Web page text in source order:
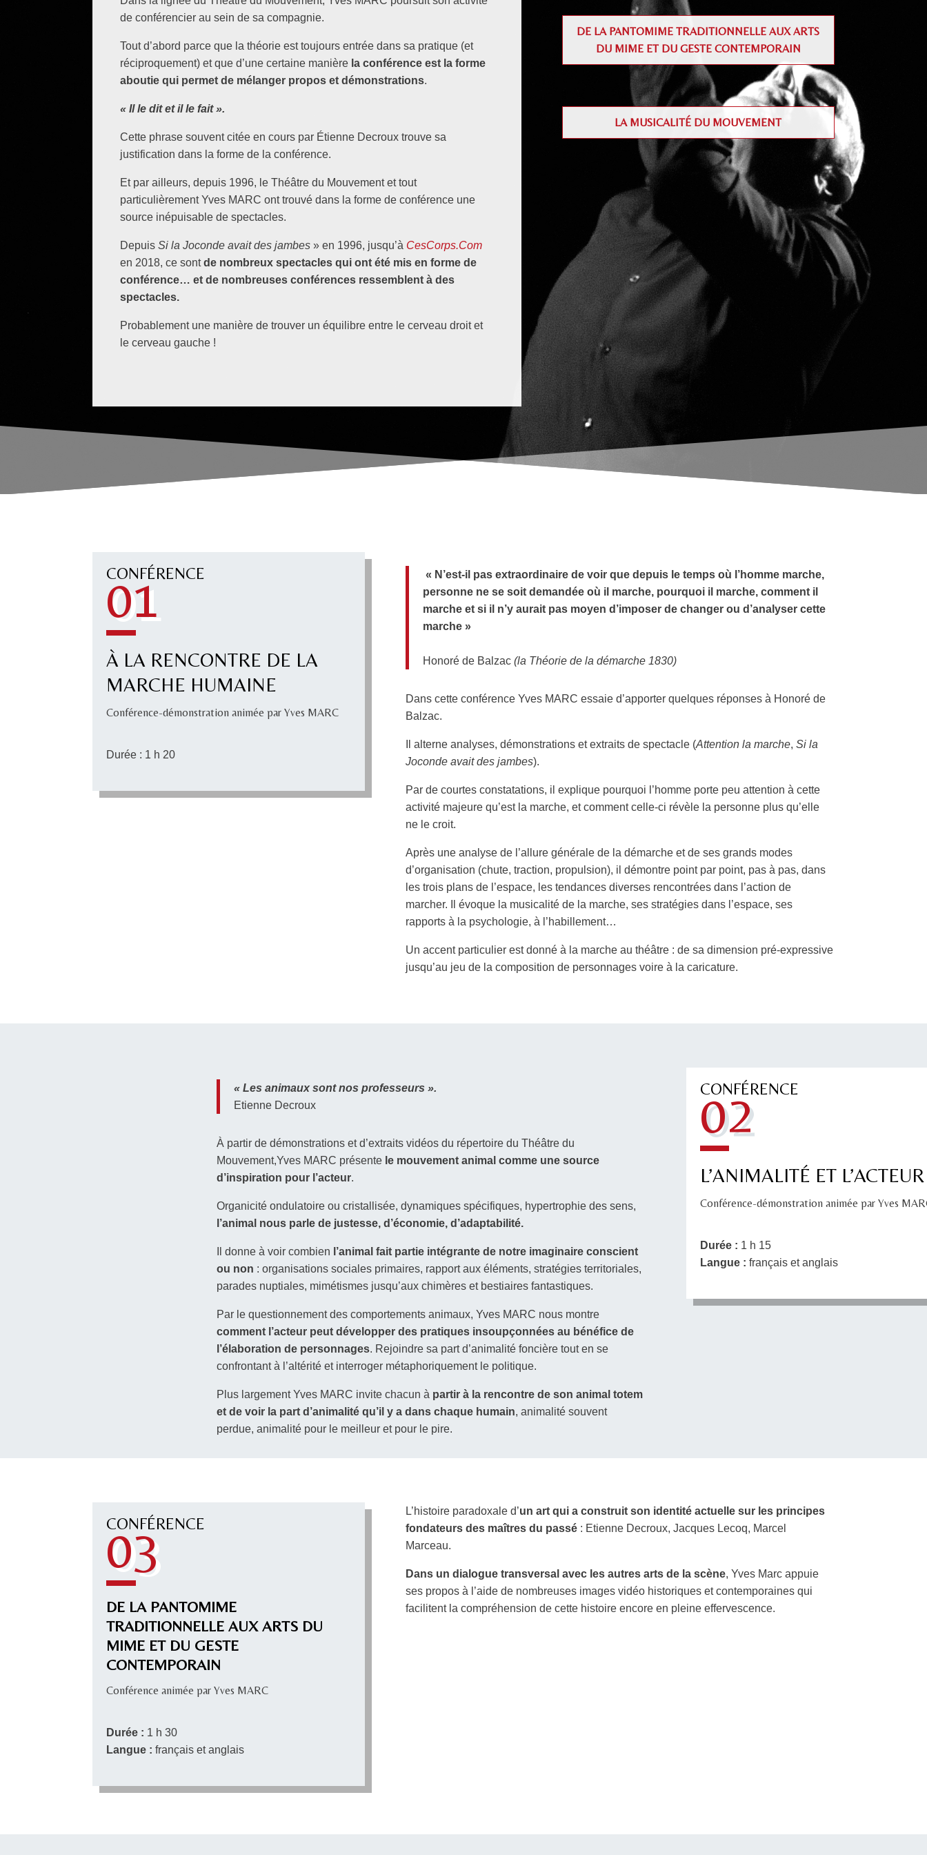
de conférencier au sein de sa compagnie.
Tout d’abord parce que la théorie est toujours entrée dans sa pratique (et
réciproquement) et que d’une certaine manière la conférence est la forme
aboutie qui permet de mélanger propos et démonstrations.
« Il le dit et il le fait ».
Cette phrase souvent citée en cours par Étienne Decroux trouve sa
justification dans la forme de la conférence.
Et par ailleurs, depuis 1996, le Théâtre du Mouvement et tout
particulièrement Yves MARC ont trouvé dans la forme de conférence une
source inépuisable de spectacles.
DepuisSi la Joconde avait des jambes » en 1996, jusqu’à CesCorps.Com
en 2018, ce sontde nombreux spectacles qui ont été mis en forme de
conférence… et de nombreuses conférences ressemblent à des
spectacles.
Probablement une manière de trouver un équilibre entre le cerveau droit et
le cerveau gauche !
DE LA PANTOMIME TRADITIONNELLE AUX ARTS
DU MIME ET DU GESTE CONTEMPORAIN
LA MUSICALITÉ DU MOUVEMENT
CONFÉRENCE
01
À LA RENCONTRE DE LA
MARCHE HUMAINE
Conférence-démonstration animée par Yves MARC
Durée : 1 h 20
« N’est-il pas extraordinaire de voir que depuis le temps où l’homme marche,
personne ne se soit demandée où il marche, pourquoi il marche, comment il
marche et si il n’y aurait pas moyen d’imposer de changer ou d’analyser cette
marche »
Honoré de Balzac (la Théorie de la démarche 1830)
Dans cette conférence Yves MARC essaie d’apporter quelques réponses à Honoré de
Balzac.
Il alterne analyses, démonstrations et extraits de spectacle (Attention la marche,Si la
Joconde avait des jambes).
Par de courtes constatations, il explique pourquoi l’homme porte peu attention à cette
activité majeure qu’est la marche, et comment celle-ci révèle la personne plus qu’elle
ne le croit.
Après une analyse de l’allure générale de la démarche et de ses grands modes
d’organisation (chute, traction, propulsion), il démontre point par point, pas à pas, dans
les trois plans de l’espace, les tendances diverses rencontrées dans l’action de
marcher. Il évoque la musicalité de la marche, ses stratégies dans l’espace, ses
rapports à la psychologie, à l’habillement…
Un accent particulier est donné à la marche au théâtre : de sa dimension pré-expressive
jusqu’au jeu de la composition de personnages voire à la caricature.
« Les animaux sont nos professeurs ».
Etienne Decroux
À partir de démonstrations et d’extraits vidéos du répertoire du Théâtre du
Mouvement,Yves MARC présente le mouvement animal comme une source
d’inspiration pour l’acteur.
Organicité ondulatoire ou cristallisée, dynamiques spécifiques, hypertrophie des sens,
l’animal nous parle de justesse, d’économie, d’adaptabilité.
Il donne à voir combien l’animal fait partie intégrante de notre imaginaire conscient
ou non : organisations sociales primaires, rapport aux éléments, stratégies territoriales,
parades nuptiales, mimétismes jusqu’aux chimères et bestiaires fantastiques.
Par le questionnement des comportements animaux, Yves MARC nous montre
comment l’acteur peut développer des pratiques insoupçonnées au bénéfice de
l’élaboration de personnages. Rejoindre sa part d’animalité foncière tout en se
confrontant à l’altérité et interroger métaphoriquement le politique.
Plus largement Yves MARC invite chacun à partir à la rencontre de son animal totem
et de voir la part d’animalité qu’il y a dans chaque humain, animalité souvent
perdue, animalité pour le meilleur et pour le pire.
CONFÉRENCE
02
L’ANIMALITÉ ET L’ACTEUR
Conférence-démonstration animée par Yves
Durée : 1 h 15
Langue : français et anglais
CONFÉRENCE
03
DE LA PANTOMIME
TRADITIONNELLE AUX ARTS DU
MIME ET DU GESTE
CONTEMPORAIN
Conférence animée par Yves MARC
Durée : 1 h 30
Langue : français et anglais
L’histoire paradoxale d’un art qui a construit son identité actuelle sur les principes
fondateurs des maîtres du passé : Etienne Decroux, Jacques Lecoq, Marcel
Marceau.
Dans un dialogue transversal avec les autres arts de la scène, Yves Marc appuie
ses propos à l’aide de nombreuses images vidéo historiques et contemporaines qui
facilitent la compréhension de cette histoire encore en pleine effervescence.